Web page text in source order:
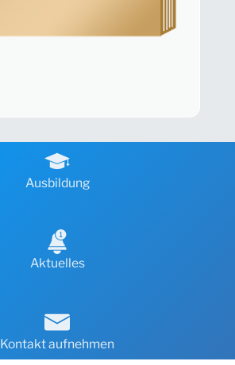
Ausbildung
Aktuelles
Kontakt aufnehmen